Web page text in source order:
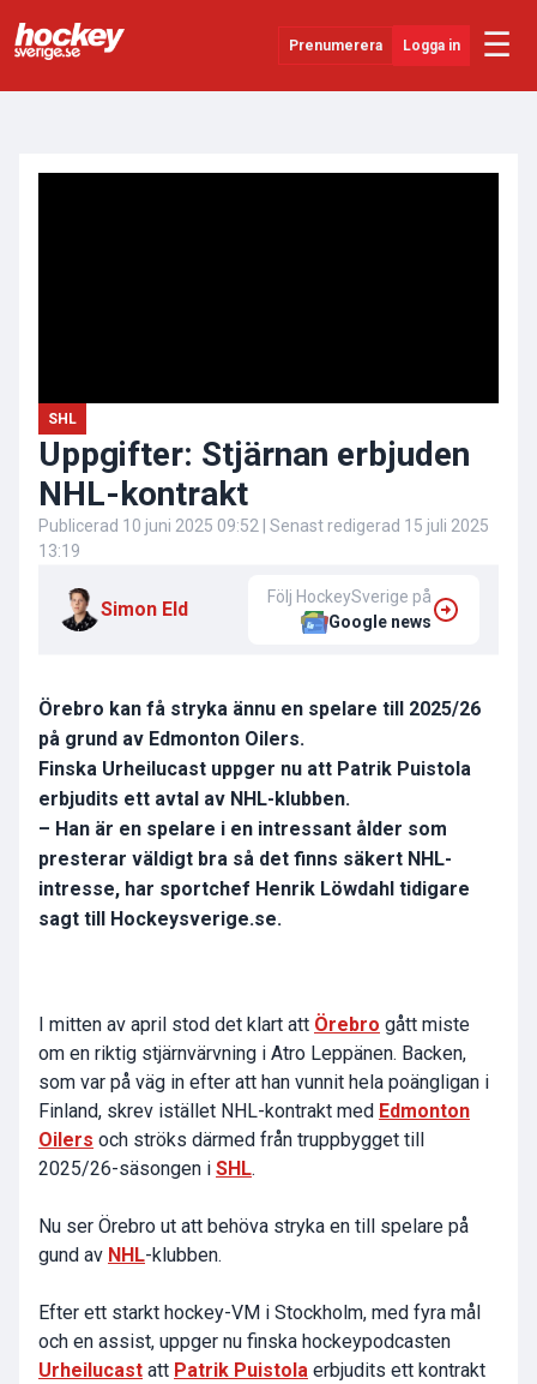
Prenumerera Logga in ☰
SHL
Uppgifter: Stjärnan erbjuden
NHL-kontrakt
Publicerad 10 juni 2025 09:52 | Senast redigerad 15 juli 2025
13:19
Simon Eld
Följ HockeySverige på
Google news
Örebro kan få stryka ännu en spelare till 2025/26
på grund av Edmonton Oilers.
Finska Urheilucast uppger nu att Patrik Puistola
erbjudits ett avtal av NHL-klubben.
– Han är en spelare i en intressant ålder som
presterar väldigt bra så det finns säkert NHL-
intresse, har sportchef Henrik Löwdahl tidigare
sagt till Hockeysverige.se.
I mitten av april stod det klart att Örebro gått miste
om en riktig stjärnvärvning i Atro Leppänen. Backen,
som var på väg in efter att han vunnit hela poängligan i
Finland, skrev istället NHL-kontrakt med Edmonton
Oilers och ströks därmed från truppbygget till
2025/26-säsongen i SHL.
Nu ser Örebro ut att behöva stryka en till spelare på
gund av NHL-klubben.
Efter ett starkt hockey-VM i Stockholm, med fyra mål
och en assist, uppger nu finska hockeypodcasten
Urheilucast att Patrik Puistola erbjudits ett kontrakt